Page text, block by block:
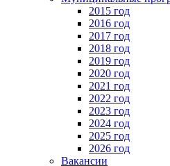
2015 год
2016 год
2017 год
2018 год
2019 год
2020 год
2021 год
2022 год
2023 год
2024 год
2025 год
2026 год
Вакансии